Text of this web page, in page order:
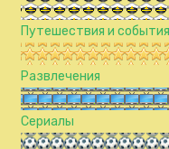
Путешествия и события
Развлечения
Сериалы